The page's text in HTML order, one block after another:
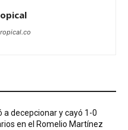
a decepcionar y cayó 1-0
en el Romelio Martínez